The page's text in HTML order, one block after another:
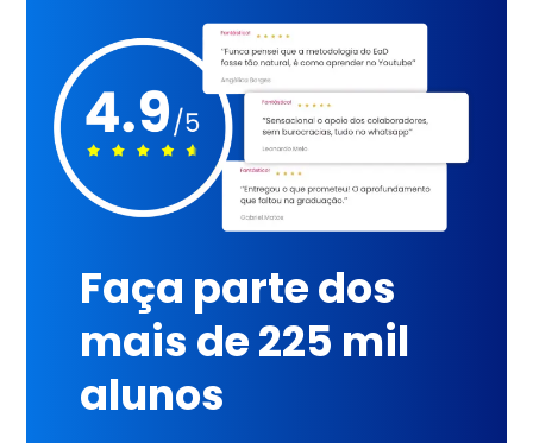
Faça parte dos
mais de 225 mil
alunos